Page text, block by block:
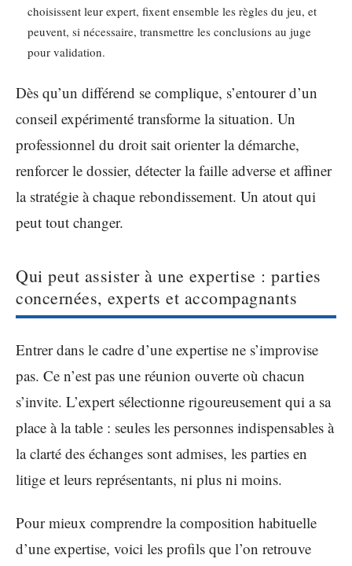
choisissent leur expert, fixent ensemble les règles du jeu, et
peuvent, si nécessaire, transmettre les conclusions au juge
pour validation.
Dès qu’un différend se complique, s’entourer d’un
conseil expérimenté transforme la situation. Un
professionnel du droit sait orienter la démarche,
renforcer le dossier, détecter la faille adverse et affiner
la stratégie à chaque rebondissement. Un atout qui
peut tout changer.
Qui peut assister à une expertise : parties
concernées, experts et accompagnants
Entrer dans le cadre d’une expertise ne s’improvise
pas. Ce n’est pas une réunion ouverte où chacun
s’invite. L’expert sélectionne rigoureusement qui a sa
place à la table : seules les personnes indispensables à
la clarté des échanges sont admises, les parties en
litige et leurs représentants, ni plus ni moins.
Pour mieux comprendre la composition habituelle
d’une expertise, voici les profils que l’on retrouve